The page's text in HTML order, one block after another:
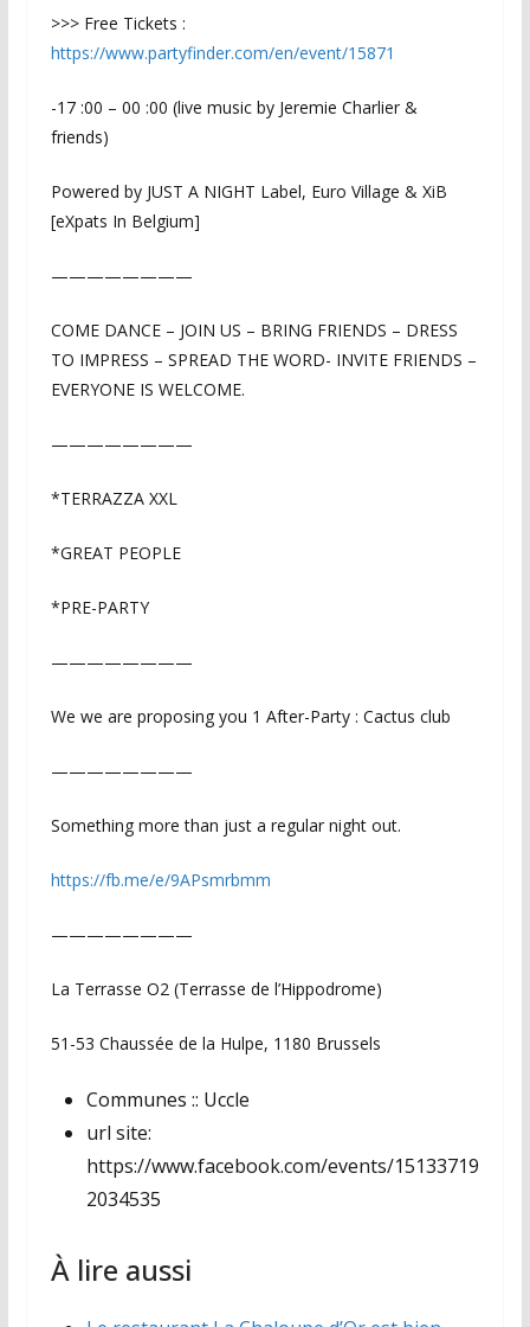
>>> Free Tickets :
https://www.partyfinder.com/en/event/15871
-17 :00 – 00 :00 (live music by Jeremie Charlier &
friends)
Powered by JUST A NIGHT Label, Euro Village & XiB
[eXpats In Belgium]
————————
COME DANCE – JOIN US – BRING FRIENDS – DRESS
TO IMPRESS – SPREAD THE WORD- INVITE FRIENDS –
EVERYONE IS WELCOME.
————————
*TERRAZZA XXL
*GREAT PEOPLE
*PRE-PARTY
————————
We we are proposing you 1 After-Party : Cactus club
————————
Something more than just a regular night out.
https://fb.me/e/9APsmrbmm
————————
La Terrasse O2 (Terrasse de l’Hippodrome)
51-53 Chaussée de la Hulpe, 1180 Brussels
Communes :: Uccle
url site:
https://www.facebook.com/events/15133719
2034535
À lire aussi